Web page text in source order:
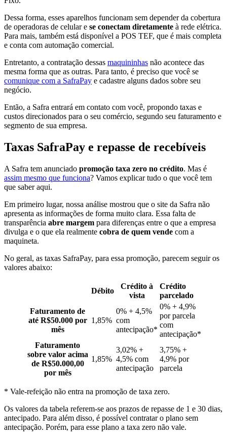
Dessa forma, esses aparelhos funcionam sem depender da cobertura
de operadoras de celular e se conectam diretamente à rede elétrica.
Para mais, também está disponível a POS TEF, que é mais completa
e conta com automação comercial.
Entretanto, a contratação dessas maquininhas não acontece das
mesma forma que as outras. Para tanto, é preciso que você se
comunique com a SafraPay e cadastre alguns dados sobre seu
negócio.
Então, a Safra entrará em contato com você, propondo taxas e
custos direcionados para o seu comércio, segundo seu faturamento e
segmento de sua empresa.
Taxas SafraPay e repasse de recebíveis
A Safra tem anunciado promoção taxa zero no crédito. Mas é
assim mesmo que funciona? Vamos explicar tudo o que você tem
que saber aqui.
Em primeiro lugar, nossa análise mostrou que o site da Safra não
apresenta as informações de forma muito clara. Essa falta de
transparência abre margem para diferenças entre o que a empresa
divulga e o que ela realmente cobra de quem vende com a
maquineta.
No geral, as taxas SafraPay, para essa promoção, parecem seguir os
valores abaixo:
Débito
Crédito à
vista
Crédito
parcelado
Faturamento de
até R$50.000 por
mês
1,85%
0% + 4,5%
com
antecipação*
0% + 4,9%
por parcela
com
antecipação*
Faturamento
sobre valor acima
de R$50.000,00
por mês
1,85%
3,02% +
4,5% com
antecipação
3,75% +
4,9% por
parcela
* Vale-refeição não entra na promoção de taxa zero.
Os valores da tabela referem-se aos prazos de repasse de 1 e 30 dias,
antecipado. Para além disso, é possível contratar o plano sem
antecipação. Porém, para esse plano a taxa zero não vale.